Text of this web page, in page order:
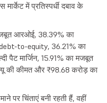
मार्केट में प्रतिस्पर्धी दबाव के
आरओई, 38.39% का
to-equity, 36.21% का
पैट मार्जिन, 15.91% का मजबूत
की कीमत और ₹98.68 करोड़ का
पर चिंताएं बनी रहती हैं, वहीं